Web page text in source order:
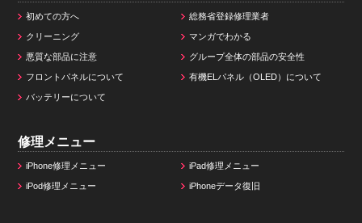
初めての方へ 総務省登録修理業者
クリーニング マンガでわかる
悪質な部品に注意 グループ全体の部品の安全性
フロントパネルについて 有機ELパネル（OLED）について
バッテリーについて
修理メニュー
iPhone修理メニュー iPad修理メニュー
iPod修理メニュー iPhoneデータ復旧